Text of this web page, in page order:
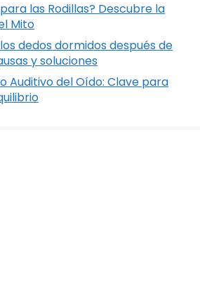
las Rodillas? Descubre la
Mito
dedos dormidos después de
y soluciones
Auditivo del Oído: Clave para